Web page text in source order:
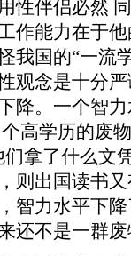
性伴侣必然
作能力在于
我国的“一流
观念是十分
降。一个智
高学历的废
们拿了什么文
则出国读书
智力水平下
还不是一群废